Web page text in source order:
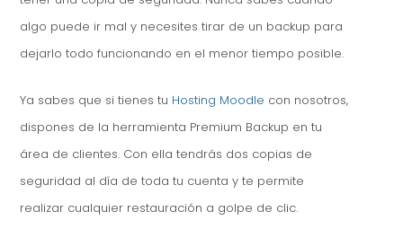
algo puede ir mal y necesites tirar de un backup para
dejarlo todo funcionando en el menor tiempo posible.
Ya sabes que si tienes tu Hosting Moodle con nosotros,
dispones de la herramienta Premium Backup en tu
área de clientes. Con ella tendrás dos copias de
seguridad al día de toda tu cuenta y te permite
realizar cualquier restauración a golpe de clic.